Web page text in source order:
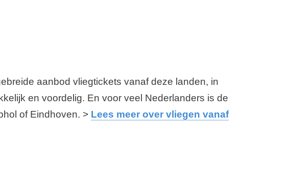
aanbod vliegtickets vanaf deze landen, in
en voordelig. En voor veel Nederlanders is de
of Eindhoven. > Lees meer over vliegen vanaf